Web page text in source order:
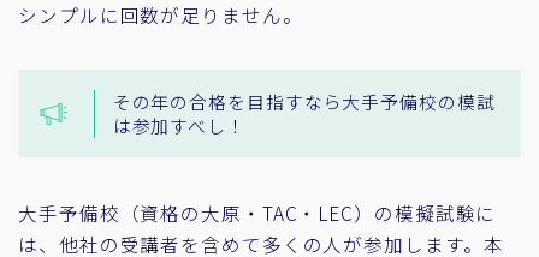
シンプルに回数が足りません。
その年の合格を目指すなら大手予備校の模試
は参加すべし！
大手予備校（資格の大原・TAC・LEC）の模擬試験に
は、他社の受講者を含めて多くの人が参加します。本